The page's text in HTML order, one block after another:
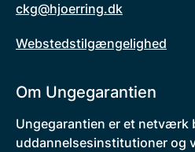
ckg@hjoerring.dk
Webstedstilgængelighed
Om Ungegarantien
Ungegarantien er et netværk
uddannelsesinstitutioner og